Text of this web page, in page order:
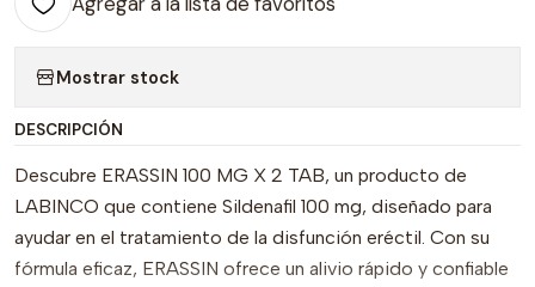
Mostrar stock
DESCRIPCIÓN
Descubre ERASSIN 100 MG X 2 TAB, un producto de
LABINCO que contiene Sildenafil 100 mg, diseñado para
ayudar en el tratamiento de la disfunción eréctil. Con su
fórmula eficaz, ERASSIN ofrece un alivio rápido y confiable